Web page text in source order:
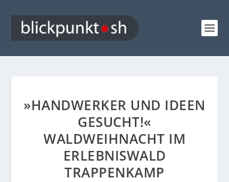
»HANDWERKER UND IDEEN
GESUCHT!«
WALDWEIHNACHT IM
ERLEBNISWALD
TRAPPENKAMP